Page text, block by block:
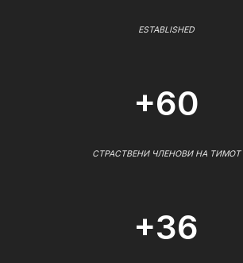
ESTABLISHED
+60
СТРАСТВЕНИ ЧЛЕНОВИ НА ТИМОТ
+36